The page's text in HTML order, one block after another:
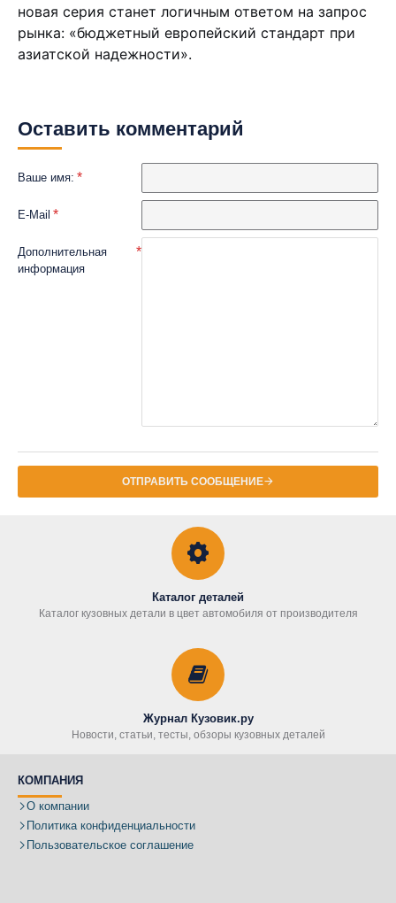
новая серия станет логичным ответом на запрос
рынка: «бюджетный европейский стандарт при
азиатской надежности».
Оставить комментарий
Ваше имя:
E-Mail
Дополнительная
информация
ОТПРАВИТЬ СООБЩЕНИЕ
Каталог деталей
Каталог кузовных детали в цвет автомобиля от производителя
Журнал Кузовик.ру
Новости, статьи, тесты, обзоры кузовных деталей
КОМПАНИЯ
О компании
Политика конфиденциальности
Пользовательское соглашение